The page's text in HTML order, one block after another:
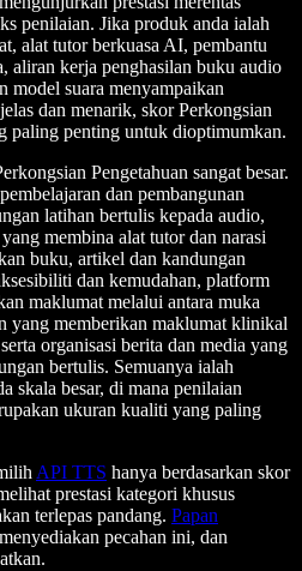
penilaian. Jika produk anda ialah
alat tutor berkuasa AI, pembantu
aliran kerja penghasilan buku audio
model suara menyampaikan
dan menarik, skor Perkongsian
paling penting untuk dioptimumkan.
Pengetahuan sangat besar.
dan pembangunan
latihan bertulis kepada audio,
membina alat tutor dan narasi
buku, artikel dan kandungan
dan kemudahan, platform
maklumat melalui antara muka
yang memberikan maklumat klinikal
organisasi berita dan media yang
bertulis. Semuanya ialah
skala besar, di mana penilaian
ukuran kualiti yang paling
API TTS hanya berdasarkan skor
prestasi kategori khusus
terlepas pandang. Papan
menyediakan pecahan ini, dan